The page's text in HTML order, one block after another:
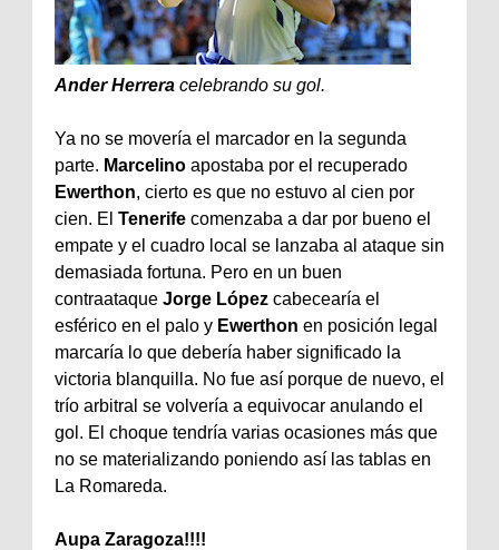
Ander Herrera celebrando su gol.
Ya no se movería el marcador en la segunda
parte. Marcelino apostaba por el recuperado
Ewerthon, cierto es que no estuvo al cien por
cien. El Tenerife comenzaba a dar por bueno el
empate y el cuadro local se lanzaba al ataque sin
demasiada fortuna. Pero en un buen
contraataque Jorge López cabecearía el
esférico en el palo y Ewerthon en posición legal
marcaría lo que debería haber significado la
victoria blanquilla. No fue así porque de nuevo, el
trío arbitral se volvería a equivocar anulando el
gol. El choque tendría varias ocasiones más que
no se materializando poniendo así las tablas en
La Romareda.
Aupa Zaragoza!!!!